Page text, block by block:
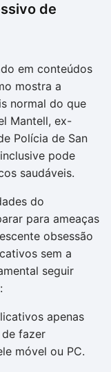
de
em conteúdos
mostra a
normal do que
Mantell, ex-
Polícia de San
pode
saudáveis.
do
para ameaças
obsessão
sem a
seguir
apenas
fazer
móvel ou PC.